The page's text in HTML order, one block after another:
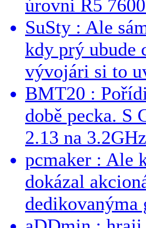
úrovni R5
SuSty : Ale
kdy prý ubude
vývojári si to
BMT20 :
době pecka. S
2.13 na
pcmaker : Ale
dokázal
dedikovanýma